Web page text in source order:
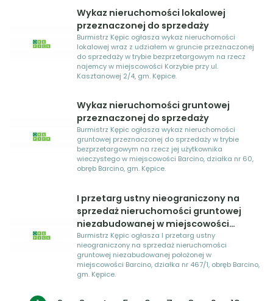
Wykaz nieruchomości lokalowej
przeznaczonej do sprzedaży
Burmistrz Kępic ogłasza wykaz nieruchomości
lokalowej wraz z udziałem w gruncie przeznaczonej
do sprzedaży w trybie bezprzetargowym na rzecz
najemcy w miejscowości Korzybie przy ul.
Kasztanowej 2/4, gm. Kępice.
Wykaz nieruchomości gruntowej
przeznaczonej do sprzedaży
Burmistrz Kępic ogłasza wykaz nieruchomości
gruntowej przeznaczonej do sprzedaży w trybie
bezprzetargowym na rzecz jej użytkownika
wieczystego w miejscowości Barcino, działka nr 60,
obręb Barcino, gm. Kępice.
I przetarg ustny nieograniczony na
sprzedaż nieruchomości gruntowej
niezabudowanej w miejscowości
Barcino
Burmistrz Kępic ogłasza I przetarg ustny
nieograniczony na sprzedaż nieruchomości
gruntowej niezabudowanej położonej w
miejscowości Barcino, działka nr 467/1, obręb Barcino,
gm. Kępice.